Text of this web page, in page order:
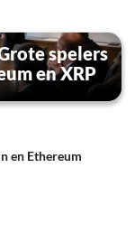
spelers
en XRP
en Ethereum